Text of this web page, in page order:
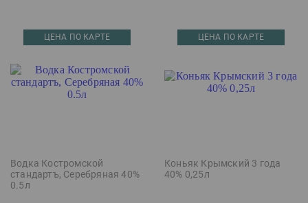
ЦЕНА ПО КАРТЕ
Водка Костромской
стандартъ, Серебряная 40%
0.5л
ЦЕНА ПО КАРТЕ
Коньяк Крымский 3 года
40% 0,25л